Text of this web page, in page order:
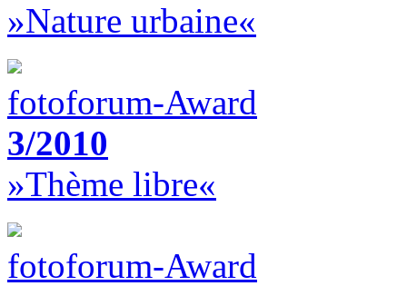
»Nature urbaine«
fotoforum-Award
3/2010
»Thème libre«
fotoforum-Award